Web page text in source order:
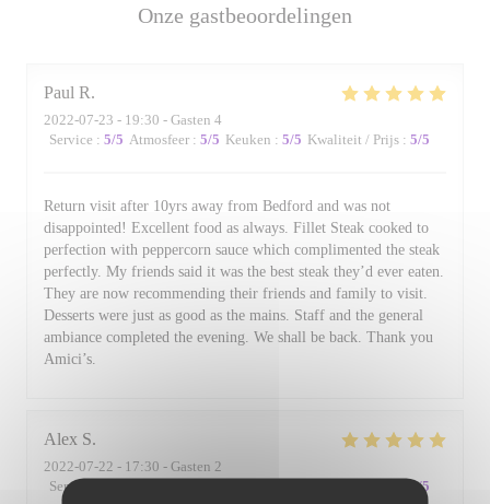
Onze gastbeoordelingen
Paul R
2022-07-23 - 19:30 - Gasten 4
Service : 5/5 Atmosfeer : 5/5 Keuken : 5/5 Kwaliteit / Prijs : 5/5
Return visit after 10yrs away from Bedford and was not
disappointed! Excellent food as always. Fillet Steak cooked to
perfection with peppercorn sauce which complimented the steak
perfectly. My friends said it was the best steak they’d ever eaten.
They are now recommending their friends and family to visit.
Desserts were just as good as the mains. Staff and the general
ambiance completed the evening. We shall be back. Thank you
Amici’s.
Alex S
2022-07-22 - 17:30 - Gasten 2
Service
4/5